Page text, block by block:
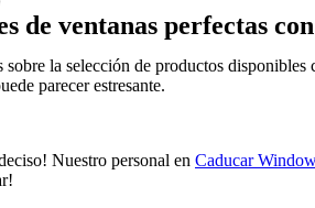
de ventanas perfectas
sobre la selección de productos
parecer estresante.
Nuestro personal en Caducar